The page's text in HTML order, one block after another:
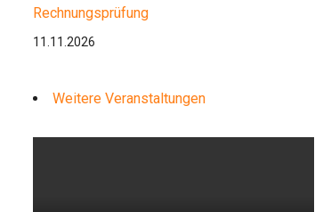
Rechnungsprüfung
11.11.2026
Weitere Veranstaltungen